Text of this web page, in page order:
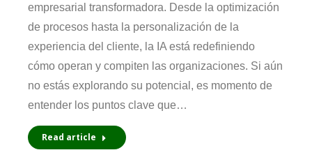
empresarial transformadora. Desde la optimización
de procesos hasta la personalización de la
experiencia del cliente, la IA está redefiniendo
cómo operan y compiten las organizaciones. Si aún
no estás explorando su potencial, es momento de
entender los puntos clave que…
Read article